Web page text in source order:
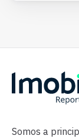
Somos a